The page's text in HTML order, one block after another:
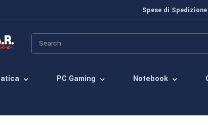
Spese di
PC Gaming Notebook